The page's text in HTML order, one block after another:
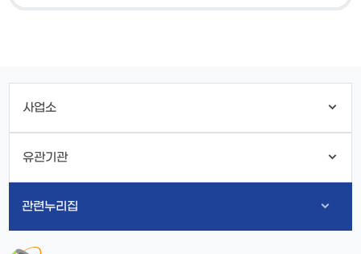
사업소
유관기관
관련누리집